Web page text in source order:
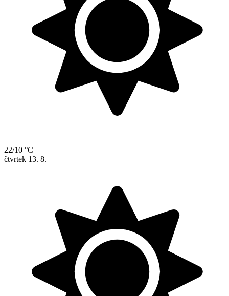
22/10 °C
čtvrtek 13. 8.